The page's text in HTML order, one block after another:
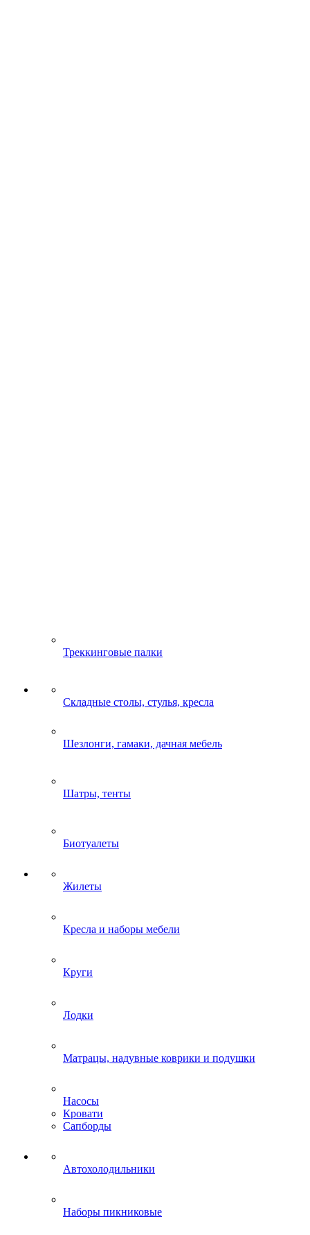
Треккинговые палки
Складные столы, стулья, кресла
Шезлонги, гамаки, дачная мебель
Шатры, тенты
Биотуалеты
Жилеты
Кресла и наборы мебели
Круги
Лодки
Матрацы, надувные коврики и подушки
Насосы
Кровати
Сапборды
Автохолодильники
Наборы пикниковые